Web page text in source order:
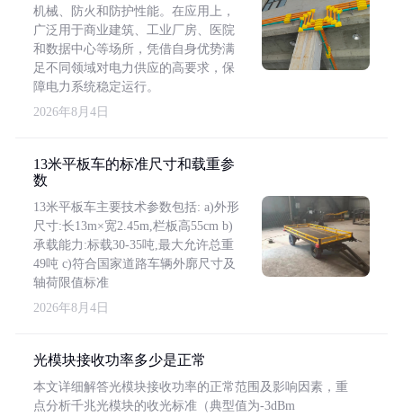
机械、防火和防护性能。在应用上，
广泛用于商业建筑、工业厂房、医院
和数据中心等场所，凭借自身优势满
足不同领域对电力供应的高要求，保
障电力系统稳定运行。
2026年8月4日
13米平板车的标准尺寸和载重参
数
13米平板车主要技术参数包括: a)外形
尺寸:长13m×宽2.45m,栏板高55cm b)
承载能力:标载30-35吨,最大允许总重
49吨 c)符合国家道路车辆外廓尺寸及
轴荷限值标准
2026年8月4日
光模块接收功率多少是正常
本文详细解答光模块接收功率的正常范围及影响因素，重
点分析千兆光模块的收光标准（典型值为-3dBm